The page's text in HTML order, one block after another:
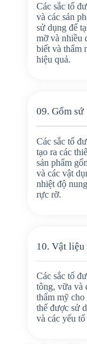
Các sắc tố
và các sản
sử dụng để
mỡ và nhiều
biết và thẩm
hiệu quả.
09. Gốm sứ
Các sắc tố
tạo ra các
sản phẩm
và các vật
nhiệt độ
rực rỡ.
10. Vật liệu
Các sắc tố
tông, vữa và
thẩm mỹ
thể được sử
và các yếu